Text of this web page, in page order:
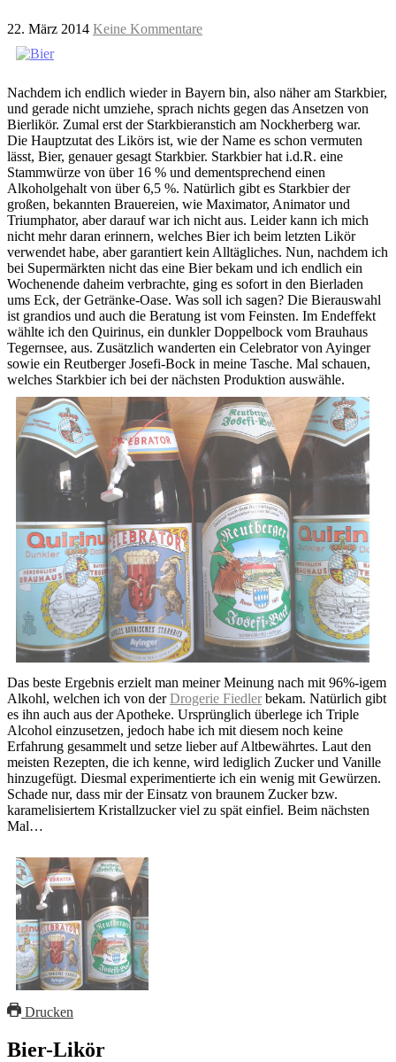
22. März 2014 Keine Kommentare
Nachdem ich endlich wieder in Bayern bin, also näher am Starkbier,
und gerade nicht umziehe, sprach nichts gegen das Ansetzen von
Bierlikör. Zumal erst der Starkbieranstich am Nockherberg war.
Die Hauptzutat des Likörs ist, wie der Name es schon vermuten
lässt, Bier, genauer gesagt Starkbier. Starkbier hat i.d.R. eine
Stammwürze von über 16 % und dementsprechend einen
Alkoholgehalt von über 6,5 %. Natürlich gibt es Starkbier der
großen, bekannten Brauereien, wie Maximator, Animator und
Triumphator, aber darauf war ich nicht aus. Leider kann ich mich
nicht mehr daran erinnern, welches Bier ich beim letzten Likör
verwendet habe, aber garantiert kein Alltägliches. Nun, nachdem ich
bei Supermärkten nicht das eine Bier bekam und ich endlich ein
Wochenende daheim verbrachte, ging es sofort in den Bierladen
ums Eck, der Getränke-Oase. Was soll ich sagen? Die Bierauswahl
ist grandios und auch die Beratung ist vom Feinsten. Im Endeffekt
wählte ich den Quirinus, ein dunkler Doppelbock vom Brauhaus
Tegernsee, aus. Zusätzlich wanderten ein Celebrator von Ayinger
sowie ein Reutberger Josefi-Bock in meine Tasche. Mal schauen,
welches Starkbier ich bei der nächsten Produktion auswähle.
Das beste Ergebnis erzielt man meiner Meinung nach mit 96%-igem
Alkohl, welchen ich von derDrogerie Fiedler bekam. Natürlich gibt
es ihn auch aus der Apotheke. Ursprünglich überlege ich Triple
Alcohol einzusetzen, jedoch habe ich mit diesem noch keine
Erfahrung gesammelt und setze lieber auf Altbewährtes. Laut den
meisten Rezepten, die ich kenne, wird lediglich Zucker und Vanille
hinzugefügt. Diesmal experimentierte ich ein wenig mit Gewürzen.
Schade nur, dass mir der Einsatz von braunem Zucker bzw.
karamelisiertem Kristallzucker viel zu spät einfiel. Beim nächsten
Mal…
Drucken
Bier-Likör